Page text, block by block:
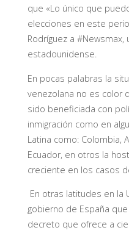
que «Lo único que
elecciones en este
Rodríguez a
estadounidense.
En pocas palabras la
venezolana no es color
sido beneficiada con
inmigración como en
Latina como: Colombia,
Ecuador, en otros la
creciente en los casos
En otras latitudes en la
gobierno de España
decreto que ofrece a